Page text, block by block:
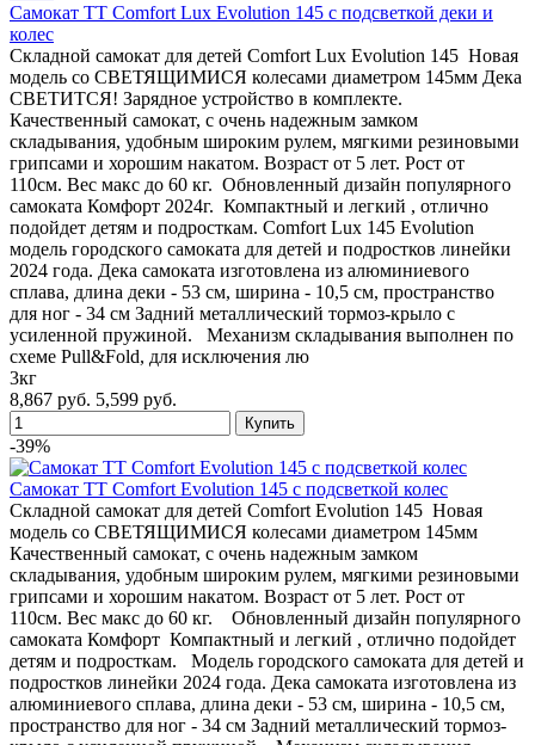
Самокат TT Comfort Lux Evolution 145 с подсветкой деки и
колес
Складной самокат для детей Comfort Lux Evolution 145 Новая
модель со СВЕТЯЩИМИСЯ колесами диаметром 145мм Дека
СВЕТИТСЯ! Зарядное устройство в комплекте.
Качественный самокат, с очень надежным замком
складывания, удобным широким рулем, мягкими резиновыми
грипсами и хорошим накатом. Возраст от 5 лет. Рост от
110см. Вес макс до 60 кг. Обновленный дизайн популярного
самоката Комфорт 2024г. Компактный и легкий , отлично
подойдет детям и подросткам. Comfort Lux 145 Evolution
модель городского самоката для детей и подростков линейки
2024 года. Дека самоката изготовлена из алюминиевого
сплава, длина деки - 53 см, ширина - 10,5 см, пространство
для ног - 34 см Задний металлический тормоз-крыло с
усиленной пружиной. Механизм складывания выполнен по
схеме Pull&Fold, для исключения лю
3кг
8,867 руб. 5,599 руб.
-39%
Самокат TT Comfort Evolution 145 с подсветкой колес
Складной самокат для детей Comfort Evolution 145 Новая
модель со СВЕТЯЩИМИСЯ колесами диаметром 145мм
Качественный самокат, с очень надежным замком
складывания, удобным широким рулем, мягкими резиновыми
грипсами и хорошим накатом. Возраст от 5 лет. Рост от
110см. Вес макс до 60 кг. Обновленный дизайн популярного
самоката Комфорт Компактный и легкий , отлично подойдет
детям и подросткам. Модель городского самоката для детей и
подростков линейки 2024 года. Дека самоката изготовлена из
алюминиевого сплава, длина деки - 53 см, ширина - 10,5 см,
пространство для ног - 34 см Задний металлический тормоз-